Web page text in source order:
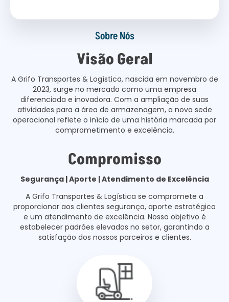
Sobre Nós
Visão Geral
A Grifo Transportes & Logística, nascida em novembro de
2023, surge no mercado como uma empresa
diferenciada e inovadora. Com a ampliação de suas
atividades para a área de armazenagem, a nova sede
operacional reflete o início de uma história marcada por
comprometimento e excelência.
Compromisso
Segurança | Aporte | Atendimento de Excelência
A Grifo Transportes & Logística se compromete a
proporcionar aos clientes segurança, aporte estratégico
e um atendimento de excelência. Nosso objetivo é
estabelecer padrões elevados no setor, garantindo a
satisfação dos nossos parceiros e clientes.